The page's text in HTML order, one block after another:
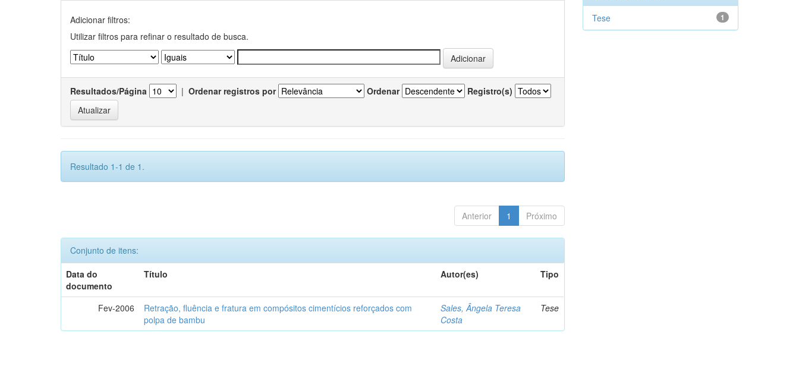
Adicionar filtros:
Utilizar filtros para refinar o resultado de busca.
Resultados/Página | Ordenar registros por Ordenar Registro(s)
Resultado 1-1 de 1.
Anterior 1 Próximo
Conjunto de itens:
Data do
documento
Título Autor(es) Tipo
Fev-2006
Retração, fluência e fratura em compósitos cimentícios reforçados com
polpa de bambu
Sales, Ângela Teresa
Costa
Tese
1
Tese